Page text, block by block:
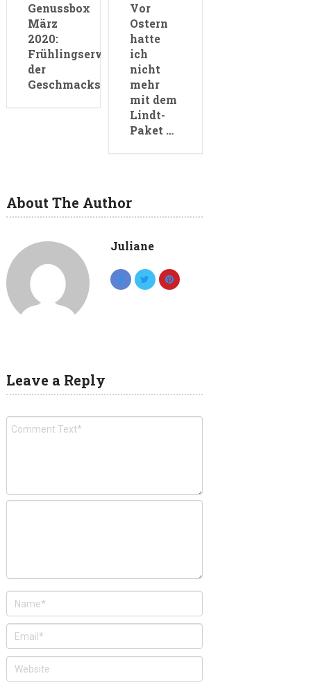
Genussbox
März
2020:
Frühlingserwachen
der
Geschmacksknospen
Vor
Ostern
hatte
ich
nicht
mehr
mit dem
Lindt-
Paket …
About The Author
Juliane
Leave a Reply